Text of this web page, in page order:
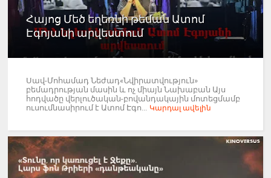
Հայոց Մեծ եղեռնի թեման Ատոմ
Էգոյանի արվեստում
Սավ-Մոհամադ Նեժադ«Նվիրատվություն»
բեմադրության մասին և ոչ միայն Նախաբան Այս
հոդվածը վերլուծական-բովանդակային մոտեցմամբ
ուսումնասիրում է Ատոմ Էգո...
Կարդալ ավելին